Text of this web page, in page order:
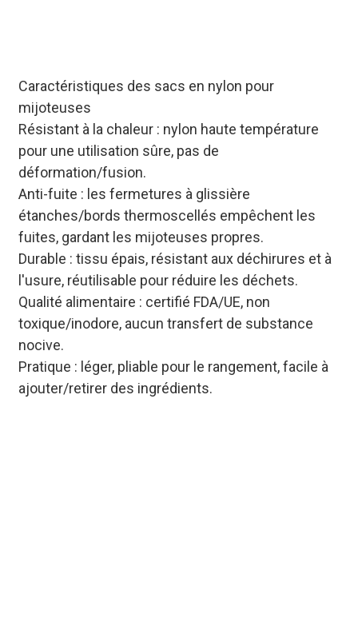
Caractéristiques des sacs en nylon pour
mijoteuses
Résistant à la chaleur : nylon haute température
pour une utilisation sûre, pas de
déformation/fusion.
Anti-fuite : les fermetures à glissière
étanches/bords thermoscellés empêchent les
fuites, gardant les mijoteuses propres.
Durable : tissu épais, résistant aux déchirures et à
l'usure, réutilisable pour réduire les déchets.
Qualité alimentaire : certifié FDA/UE, non
toxique/inodore, aucun transfert de substance
nocive.
Pratique : léger, pliable pour le rangement, facile à
ajouter/retirer des ingrédients.